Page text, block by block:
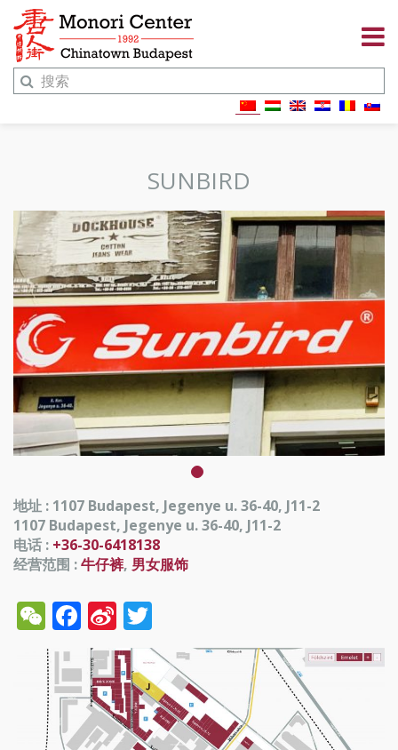
SUNBIRD
地址 : 1107 Budapest, Jegenye u. 36-40, J11-2
1107 Budapest, Jegenye u. 36-40, J11-2
电话 : +36-30-6418138
经营范围 :牛仔裤, 男女服饰
WeChat
Facebook
Sina
Weibo